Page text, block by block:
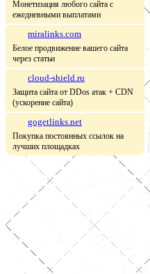
Монетизация любого сайта с
ежедневными выплатами
miralinks.com
Белое продвижение вашего сайта
через статьи
cloud-shield.ru
Защита сайта от DDos атак + CDN
(ускорение сайта)
gogetlinks.net
Покупка постоянных ссылок на
лучших площадках